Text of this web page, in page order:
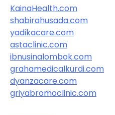
KainaHealth.com
shabirahusada.com
yadikacare.com
astaclinic.com
ibnusinalombok.com
grahamedicalkurdi.com
dyanzacare.com
griyabromoclinic.com